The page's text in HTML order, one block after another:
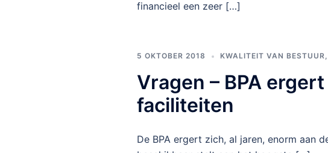
financieel een zeer […]
5 OKTOBER 2018 KWALITEIT VAN BESTUUR,
Vragen – BPA
faciliteiten
De BPA ergert zich, al jaren, enorm aan